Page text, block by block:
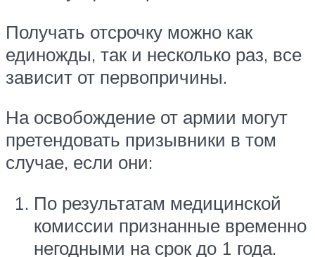
Получать отсрочку можно как
единожды, так и несколько раз, все
зависит от первопричины.
На освобождение от армии могут
претендовать призывники в том
случае, если они:
По результатам медицинской
комиссии признанные временно
негодными на срок до 1 года.